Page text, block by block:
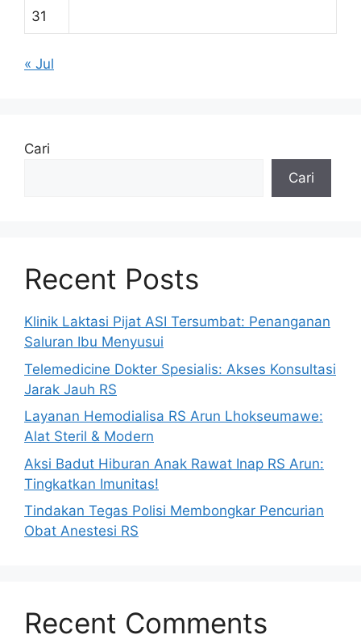
31
« Jul
Cari
Cari
Recent Posts
Klinik Laktasi Pijat ASI Tersumbat: Penanganan
Saluran Ibu Menyusui
Telemedicine Dokter Spesialis: Akses Konsultasi
Jarak Jauh RS
Layanan Hemodialisa RS Arun Lhokseumawe:
Alat Steril & Modern
Aksi Badut Hiburan Anak Rawat Inap RS Arun:
Tingkatkan Imunitas!
Tindakan Tegas Polisi Membongkar Pencurian
Obat Anestesi RS
Recent Comments